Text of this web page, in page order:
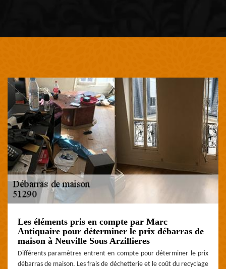
Les éléments pris en compte par Marc
Antiquaire pour déterminer le prix débarras de
maison à Neuville Sous Arzillieres
Différents paramètres entrent en compte pour déterminer le prix
débarras de maison. Les frais de déchetterie et le coût du recyclage